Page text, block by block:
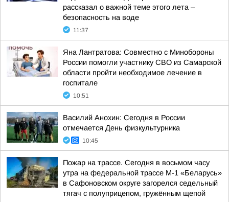
рассказал о важной теме этого лета –
безопасность на воде
11:37
Яна Лантратова: Совместно с Минобороны
России помогли участнику СВО из Самарской
области пройти необходимое лечение в
госпитале
10:51
Василий Анохин: Сегодня в России
отмечается День физкультурника
10:45
Пожар на трассе. Сегодня в восьмом часу
утра на федеральной трассе М-1 «Беларусь»
в Сафоновском округе загорелся седельный
тягач с полуприцепом, гружённым щепой